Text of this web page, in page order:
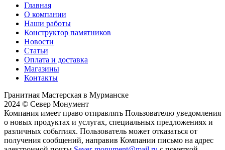
Главная
О компании
Наши работы
Конструктор памятников
Новости
Статьи
Оплата и доставка
Магазины
Контакты
Гранитная Мастерская в Мурманске
2024 © Север Монумент
Компания имеет право отправлять Пользователю уведомления
о новых продуктах и услугах, специальных предложениях и
различных событиях. Пользователь может отказаться от
получения сообщений, направив Компании письмо на адрес